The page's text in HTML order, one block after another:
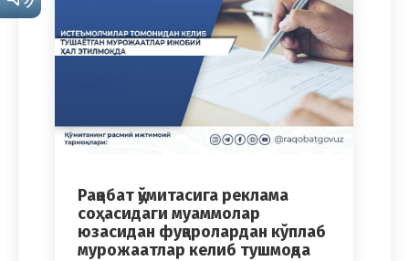
Рақобат қўмитасига реклама
соҳасидаги муаммолар
юзасидан фуқаролардан кўплаб
мурожаатлар келиб тушмоқда